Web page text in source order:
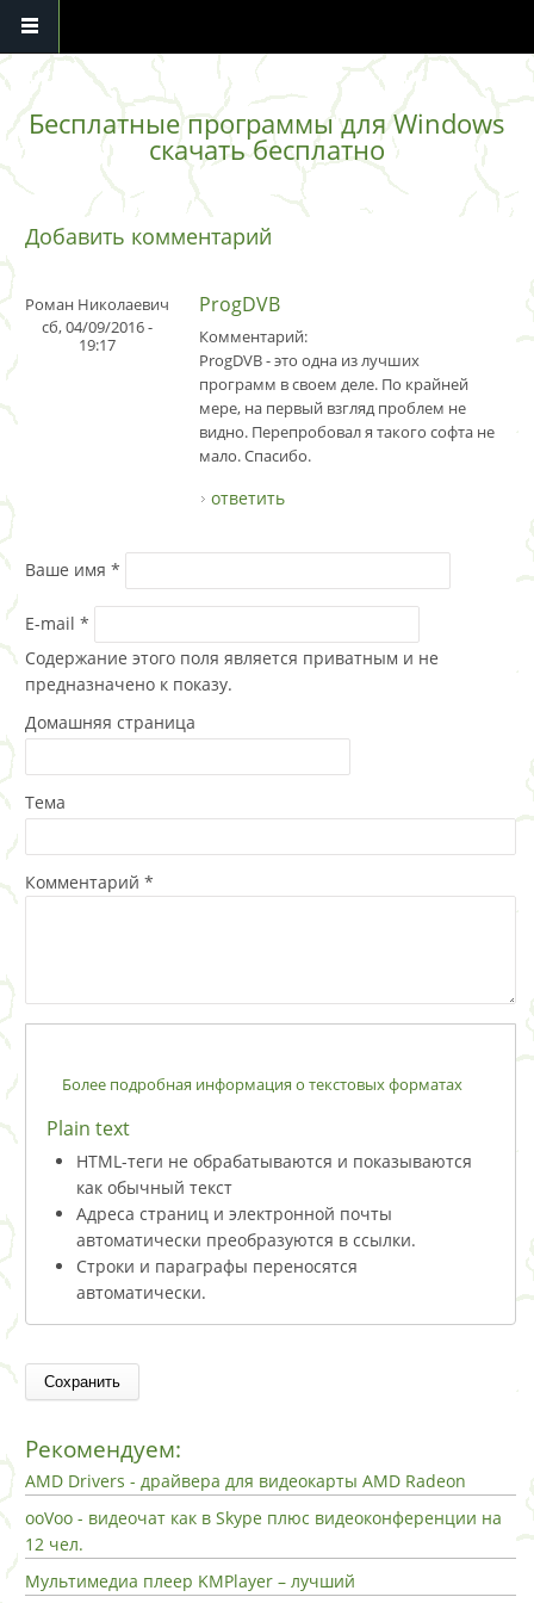
Перейти к основному содержанию
Бесплатные программы для Windows
скачать бесплатно
Добавить комментарий
Роман Николаевич
сб, 04/09/2016 -
19:17
ProgDVB
Комментарий:
ProgDVB - это одна из лучших
программ в своем деле. По крайней
мере, на первый взгляд проблем не
видно. Перепробовал я такого софта не
мало. Спасибо.
ответить
Ваше имя *
E-mail *
Содержание этого поля является приватным и не
предназначено к показу.
Домашняя страница
Тема
Комментарий *
Более подробная информация о текстовых форматах
Plain text
HTML-теги не обрабатываются и показываются
как обычный текст
Адреса страниц и электронной почты
автоматически преобразуются в ссылки.
Строки и параграфы переносятся
автоматически.
Рекомендуем:
AMD Drivers - драйвера для видеокарты AMD Radeon
ooVoo - видеочат как в Skype плюс видеоконференции на
12 чел.
Мультимедиа плеер KMPlayer – лучший